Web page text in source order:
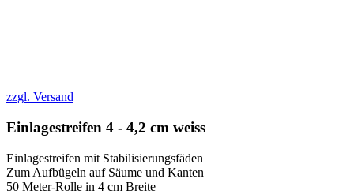
zzgl. Versand
Einlagestreifen 4 - 4,2 cm weiss
Einlagestreifen mit Stabilisierungsfäden
Zum Aufbügeln auf Säume und Kanten
50 Meter-Rolle in 4 cm Breite